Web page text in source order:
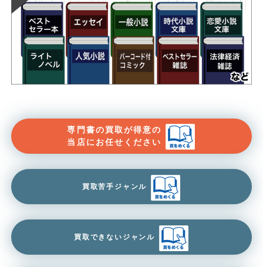
専門書の買取が得意の
当店にお任せください
買取苦手ジャンル
買取できないジャンル